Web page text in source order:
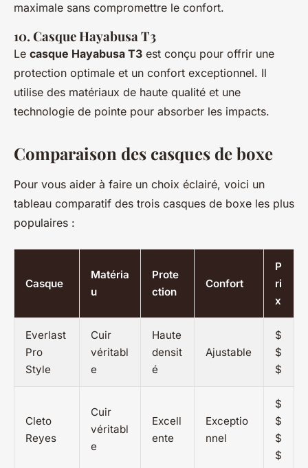
maximale sans compromettre le confort.
10. Casque Hayabusa T3
Le casque Hayabusa T3 est conçu pour offrir une
protection optimale et un confort exceptionnel. Il
utilise des matériaux de haute qualité et une
technologie de pointe pour absorber les impacts.
Comparaison des casques de boxe
Pour vous aider à faire un choix éclairé, voici un
tableau comparatif des trois casques de boxe les plus
populaires :
Casque
Matéria
u
Prote
ction
Confort
P
ri
x
Everlast
Pro
Style
Cuir
véritabl
e
Haute
densit
é
Ajustable
$
$
$
Cleto
Reyes
Cuir
véritabl
e
Excell
ente
Exceptio
nnel
$
$
$
$